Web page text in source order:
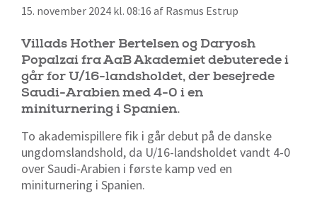
15. november 2024 kl. 08:16 af Rasmus Estrup
Villads Hother Bertelsen og Daryosh
Popalzai fra AaB Akademiet debuterede i
går for U/16-landsholdet, der besejrede
Saudi-Arabien med 4-0 i en
miniturnering i Spanien.
To akademispillere fik i går debut på de danske
ungdomslandshold, da U/16-landsholdet vandt 4-0
over Saudi-Arabien i første kamp ved en
miniturnering i Spanien.